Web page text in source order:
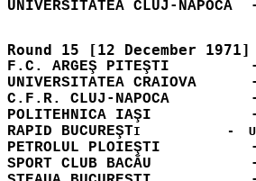
F.C. ARGEŞ PITEŞTI
UNIVERSITATEA
C.F.R. CLUJ-NAPOCA
POLITEHNICA IAŞI
RAPID BUCUREŞT
PETROLUL PLOIEŞTI
SPORT CLUB BACĂU